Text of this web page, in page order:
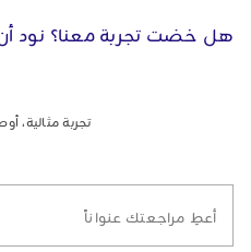
هل خضت تجربة معنا؟ نود
تجربة مثالية،
أعطِ مراجعتك عنواناً